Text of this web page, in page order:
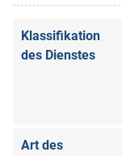
Klassifikation
des Dienstes
Art des